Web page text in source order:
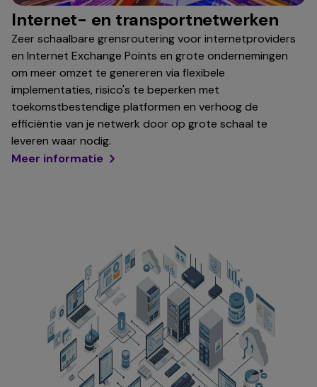
Internet- en transportnetwerken
Zeer schaalbare grensroutering voor internetproviders
en Internet Exchange Points en grote ondernemingen
om meer omzet te genereren via flexibele
implementaties, risico's te beperken met
toekomstbestendige platformen en verhoog de
efficiëntie van je netwerk door op grote schaal te
leveren waar nodig.
Meer informatie